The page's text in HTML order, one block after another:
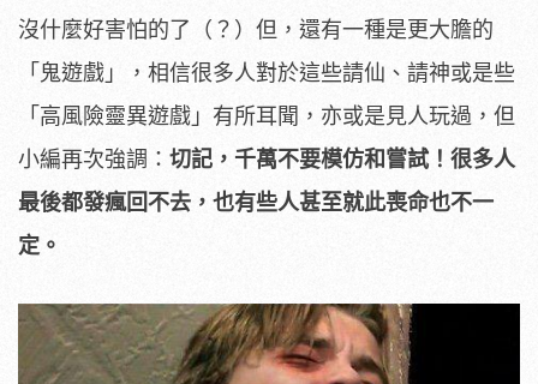
沒什麼好害怕的了（？）但，還有一種是更大膽的
「鬼遊戲」，相信很多人對於這些請仙、請神或是些
「高風險靈異遊戲」有所耳聞，亦或是見人玩過，但
小編再次強調： 切記，千萬不要模仿和嘗試！很多人
最後都發瘋回不去，也有些人甚至就此喪命也不一
定。